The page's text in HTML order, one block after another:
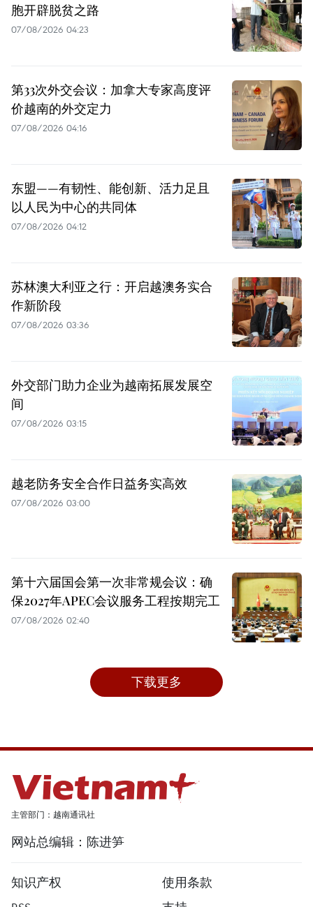
胞开辟脱贫之路
07/08/2026 04:23
第33次外交会议：加拿大专家高度评
价越南的外交定力
07/08/2026 04:16
东盟——有韧性、能创新、活力足且
以人民为中心的共同体
07/08/2026 04:12
苏林澳大利亚之行：开启越澳务实合
作新阶段
07/08/2026 03:36
外交部门助力企业为越南拓展发展空
间
07/08/2026 03:15
越老防务安全合作日益务实高效
07/08/2026 03:00
第十六届国会第一次非常规会议：确
保2027年APEC会议服务工程按期完工
07/08/2026 02:40
下载更多
主管部门：越南通讯社
网站总编辑：陈进笋
知识产权
使用条款